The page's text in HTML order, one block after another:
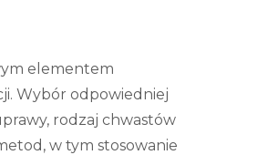
elementem
Wybór odpowiedniej
rodzaj chwastów
w tym stosowanie